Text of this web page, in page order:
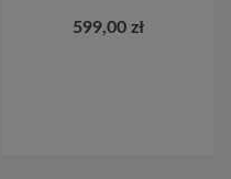
599,00 zł